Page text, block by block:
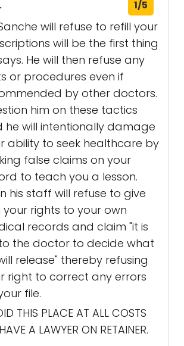
1/5
will refuse to refill your
will be the first thing
He will then refuse any
or procedures even if
by other doctors.
him on these tactics
he will intentionally damage
ability to seek healthcare by
false claims on your
to teach you a lesson.
his staff will refuse to give
your rights to your own
records and claim "it is
the doctor to decide what
release" thereby refusing
right to correct any errors
file.
THIS PLACE AT ALL COSTS
A LAWYER ON RETAINER.